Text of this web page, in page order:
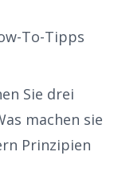
To-Tipps
Sie drei
machen sie
Prinzipien